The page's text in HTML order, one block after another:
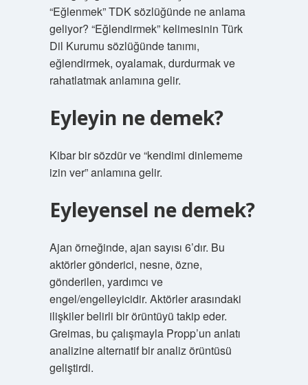
“Eğlenmek” TDK sözlüğünde ne anlama
geliyor? “Eğlendirmek” kelimesinin Türk
Dil Kurumu sözlüğünde tanımı,
eğlendirmek, oyalamak, durdurmak ve
rahatlatmak anlamına gelir.
Eyleyin ne demek?
Kibar bir sözdür ve “kendimi dinlememe
izin ver” anlamına gelir.
Eyleyensel ne demek?
Ajan örneğinde, ajan sayısı 6’dır. Bu
aktörler gönderici, nesne, özne,
gönderilen, yardımcı ve
engel/engelleyicidir. Aktörler arasındaki
ilişkiler belirli bir örüntüyü takip eder.
Greimas, bu çalışmayla Propp’un anlatı
analizine alternatif bir analiz örüntüsü
geliştirdi.